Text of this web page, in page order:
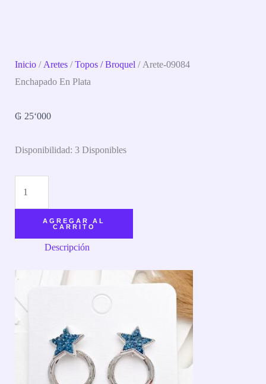
Inicio /Aretes /Topos / Broquel / Arete-09084
Enchapado En Plata
₲ 25‘000
Disponibilidad: 3 Disponibles
AGREGAR AL
CARRITO
Descripción